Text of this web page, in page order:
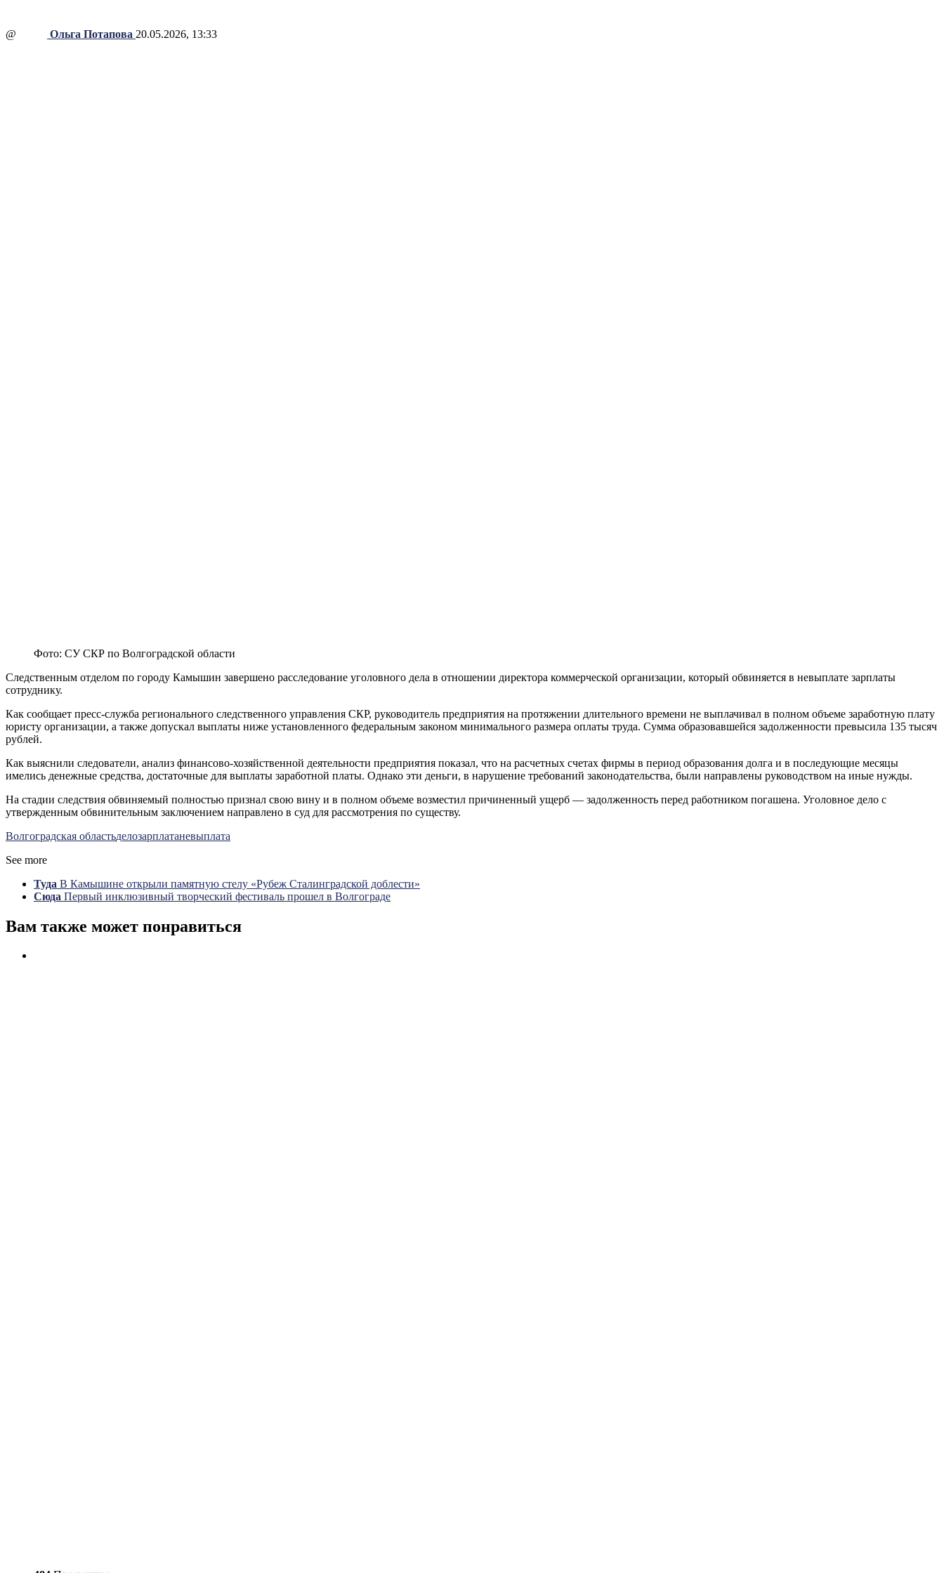
@ Ольга Потапова 20.05.2026, 13:33
Фото: СУ СКР по Волгоградской области
Следственным отделом по городу Камышин завершено расследование уголовного дела в отношении директора коммерческой организации, который обвиняется в невыплате зарплаты
сотруднику.
Как сообщает пресс-служба регионального следственного управления СКР, руководитель предприятия на протяжении длительного времени не выплачивал в полном объеме заработную плату
юристу организации, а также допускал выплаты ниже установленного федеральным законом минимального размера оплаты труда. Сумма образовавшейся задолженности превысила 135 тысяч
рублей.
Как выяснили следователи, анализ финансово-хозяйственной деятельности предприятия показал, что на расчетных счетах фирмы в период образования долга и в последующие месяцы
имелись денежные средства, достаточные для выплаты заработной платы. Однако эти деньги, в нарушение требований законодательства, были направлены руководством на иные нужды.
На стадии следствия обвиняемый полностью признал свою вину и в полном объеме возместил причиненный ущерб — задолженность перед работником погашена. Уголовное дело с
утвержденным обвинительным заключением направлено в суд для рассмотрения по существу.
Волгоградская областьделозарплатаневыплата
See more
Туда В Камышине открыли памятную стелу «Рубеж Сталинградской доблести»
Сюда Первый инклюзивный творческий фестиваль прошел в Волгограде
Вам также может понравиться